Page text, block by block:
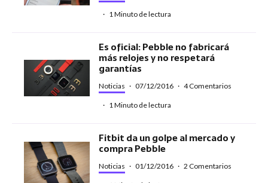
· 1 Minuto de lectura
Es oficial: Pebble no fabricará
más relojes y no respetará
garantías
Noticias · 07/12/2016 · 4 Comentarios
· 1 Minuto de lectura
Fitbit da un golpe al mercado y
compra Pebble
Noticias · 01/12/2016 · 2 Comentarios